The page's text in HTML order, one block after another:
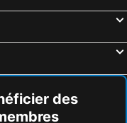
des